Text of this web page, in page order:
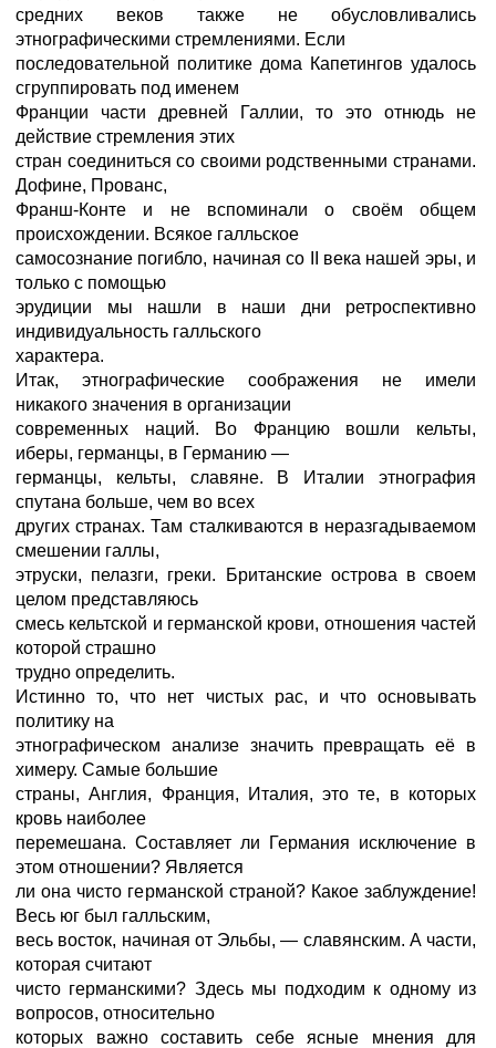
средних веков также не обусловливались
этнографическими стремлениями. Если
последовательной политике дома Капетингов удалось
сгруппировать под именем
Франции части древней Галлии, то это отнюдь не
действие стремления этих
стран соединиться со своими родственными странами.
Дофине, Прованс,
Франш-Конте и не вспоминали о своём общем
происхождении. Всякое галльское
самосознание погибло, начиная со II века нашей эры, и
только с помощью
эрудиции мы нашли в наши дни ретроспективно
индивидуальность галльского
характера.
Итак, этнографические соображения не имели
никакого значения в организации
современных наций. Во Францию вошли кельты,
иберы, германцы, в Германию —
германцы, кельты, славяне. В Италии этнография
спутана больше, чем во всех
других странах. Там сталкиваются в неразгадываемом
смешении галлы,
этруски, пелазги, греки. Британские острова в своем
целом представляюсь
смесь кельтской и германской крови, отношения частей
которой страшно
трудно определить.
Истинно то, что нет чистых рас, и что основывать
политику на
этнографическом анализе значить превращать её в
химеру. Самые большие
страны, Англия, Франция, Италия, это те, в которых
кровь наиболее
перемешана. Составляет ли Германия исключение в
этом отношении? Является
ли она чисто германской страной? Какое заблуждение!
Весь юг был галльским,
весь восток, начиная от Эльбы, — славянским. А части,
которая считают
чисто германскими? Здесь мы подходим к одному из
вопросов, относительно
которых важно составить себе ясные мнения для